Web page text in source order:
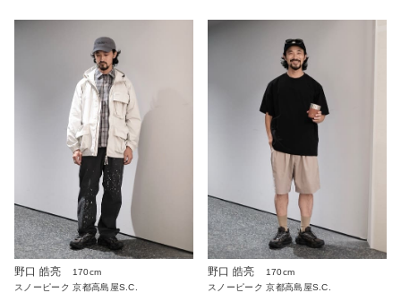
野口 皓亮
170cm
スノーピーク 京都高島屋S.C.
野口 皓亮
170cm
スノーピーク 京都高島屋S.C.